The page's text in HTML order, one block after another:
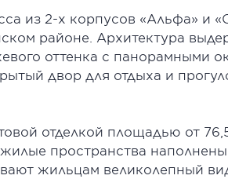
из 2-х корпусов «Альфа» и
районе. Архитектура
оттенка с панорамными
двор для отдыха и
отделкой площадью от
пространства
жильцам великолепный